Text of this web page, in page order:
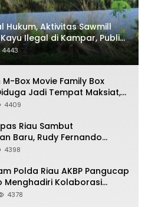
Hukum, Aktivitas Sawmill
Ilegal di Kampar, Publik
Penegakan Hukum Polres
4443
Box Movie Family Box
Jadi Tempat Maksiat,
Minta Pemerintah Lakukan
4409
Riau Sambut
Baru, Rudy Fernando
Menjabat Kakanwil
4398
Polda Riau AKBP Pangucap
Menghadiri Kolaborasi
Cegah Karhutla
4378